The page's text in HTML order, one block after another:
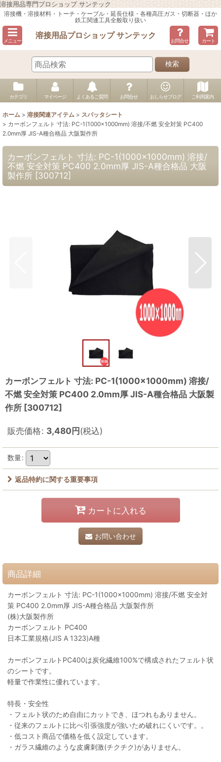
溶接用品専門プロショップ サンテック
溶接機・溶接材料・トーチ・ケーブル・延長仕様・各種高圧ガス・切断器・ほか
鉄工関連工具全般取り扱い
メニュー
溶接用品プロショップ サンテック
お問合せ カート
検索
カテゴリ マイページ よくあるご質問 お問合せ おしらせブログ ご利用案内
ホーム > 溶接関連アイテム > スパッタシート
> カーボンフェルト 寸法: PC-1(1000×1000mm) 溶接/不燃 安全対策 PC400
2.0mm厚 JIS-A種合格品 大阪製作所
カーボンフェルト 寸法: PC-1(1000×1000mm) 溶接/
不燃 安全対策 PC400 2.0mm厚 JIS-A種合格品 大阪
製作所 [300712]
カーボンフェルト 寸法: PC-1(1000×1000mm) 溶接/
不燃 安全対策 PC400 2.0mm厚 JIS-A種合格品 大阪製
作所 [300712]
販売価格: 3,480円(税込)
数量:
返品特約に関する重要事項
カートに入れる
お問い合わせ
商品詳細
カーボンフェルト 寸法: PC-1(1000×1000mm) 溶接/不燃 安全対
策 PC400 2.0mm厚 JIS-A種合格品 大阪製作所
(株)大阪製作所
カーボンフェルト PC400
日本工業規格(JIS A 1323)A種
カーボンフェルトPC400は炭化繊維100%で構成されたフェルト状
のシートです。
軽量で作業性に優れています。
特長・安全性
・フェルト状のため自由にカットでき、ほつれもありません。
・従来のフェルトに比べ引張強度が強いため破れにくいです。。
・低コスト商品で価格を低く設定しています。
・ガラス繊維のような皮膚刺激(チクチク)がありません。